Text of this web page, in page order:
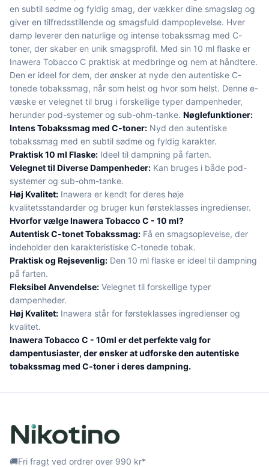
en subtil sødme og fyldig smag, der vækker dine smagsløg og
giver en tilfredsstillende og smagsfuld dampoplevelse. Hver
damp leverer den naturlige og intense tobakssmag med C-
toner, der skaber en unik smagsprofil. Med sin 10 ml flaske er
Inawera Tobacco C praktisk at medbringe og nem at håndtere.
Den er ideel for dem, der ønsker at nyde den autentiske C-
tonede tobakssmag, når som helst og hvor som helst. Denne e-
væske er velegnet til brug i forskellige typer dampenheder,
herunder pod-systemer og sub-ohm-tanke. Nøglefunktioner:
Intens Tobakssmag med C-toner: Nyd den autentiske
tobakssmag med en subtil sødme og fyldig karakter.
Praktisk 10 ml Flaske: Ideel til dampning på farten.
Velegnet til Diverse Dampenheder: Kan bruges i både pod-
systemer og sub-ohm-tanke.
Høj Kvalitet: Inawera er kendt for deres høje
kvalitetsstandarder og bruger kun førsteklasses ingredienser.
Hvorfor vælge Inawera Tobacco C - 10 ml?
Autentisk C-tonet Tobakssmag: Få en smagsoplevelse, der
indeholder den karakteristiske C-tonede tobak.
Praktisk og Rejsevenlig: Den 10 ml flaske er ideel til dampning
på farten.
Fleksibel Anvendelse: Velegnet til forskellige typer
dampenheder.
Høj Kvalitet: Inawera står for førsteklasses ingredienser og
kvalitet.
Inawera Tobacco C - 10ml er det perfekte valg for
dampentusiaster, der ønsker at udforske den autentiske
tobakssmag med C-toner i deres dampning.
🚚Fri fragt ved ordrer over 990 kr*